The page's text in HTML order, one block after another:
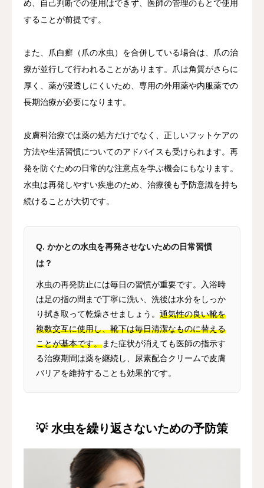
め、自己判断での使用はできず、医師の管理のもとで使用
することが前提です。
また、爪白癬（爪の水虫）を合併している場合は、爪の治
療が並行して行われることがあります。爪は角質がさらに
厚く、薬が浸透しにくいため、専用の外用薬や内服薬での
長期治療が必要になります。
皮膚科治療では薬の処方だけでなく、正しいフットケアの
方法や生活習慣についてのアドバイスも受けられます。再
発を防ぐための日常的な注意点を学ぶ機会にもなります。
水虫は再発しやすい疾患のため、治療後も予防意識を持ち
続けることが大切です。
Q. かかとの水虫を再発させないための日常習慣
は？
水虫の再発防止には毎日の習慣が重要です。入浴時
は足の指の間まで丁寧に洗い、洗後は水分をしっか
り拭き取って乾燥させましょう。 通気性の良い靴を
複数交互に使用し、靴下は毎日清潔なものに替える
ことが基本です。また症状が消えても医師の指示す
る治療期間は薬を継続し、尿素配合クリームで皮膚
バリアを維持することも効果的です。
💡 水虫を繰り返さないための予防策